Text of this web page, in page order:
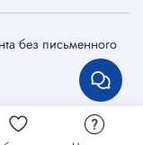
без письменного